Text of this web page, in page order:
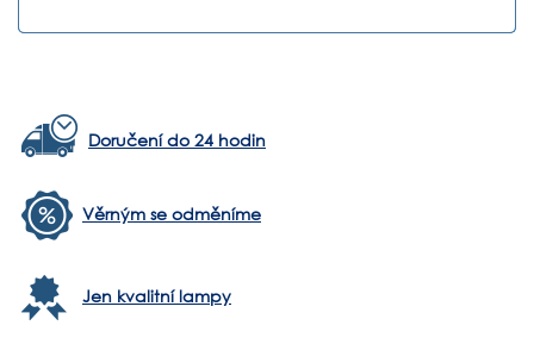
Doručení do 24 hodin
Věrným se odměníme
Jen kvalitní lampy